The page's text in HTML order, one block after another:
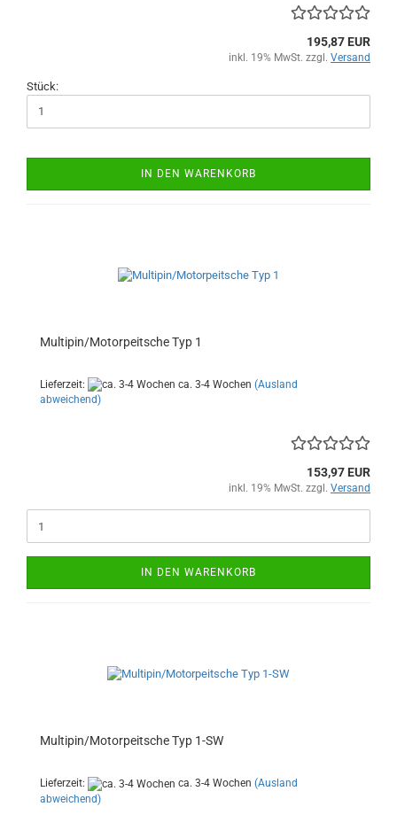
195,87 EUR
inkl. 19% MwSt. zzgl. Versand
Stück:
IN DEN WARENKORB
Multipin/Motorpeitsche Typ 1
Lieferzeit: ca. 3-4 Wochen (Ausland
abweichend)
153,97 EUR
inkl. 19% MwSt. zzgl. Versand
IN DEN WARENKORB
Multipin/Motorpeitsche Typ 1-SW
Lieferzeit: ca. 3-4 Wochen (Ausland
abweichend)